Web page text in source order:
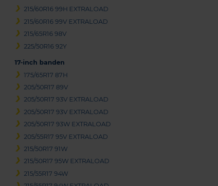
215/60R16 99H EXTRALOAD
215/60R16 99V EXTRALOAD
215/65R16 98V
225/50R16 92Y
17-inch banden
175/65R17 87H
205/50R17 89V
205/50R17 93V EXTRALOAD
205/50R17 93V EXTRALOAD
205/50R17 93W EXTRALOAD
205/55R17 95V EXTRALOAD
215/50R17 91W
215/50R17 95W EXTRALOAD
215/55R17 94W